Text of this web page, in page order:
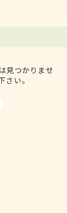
見つかりませ
い。